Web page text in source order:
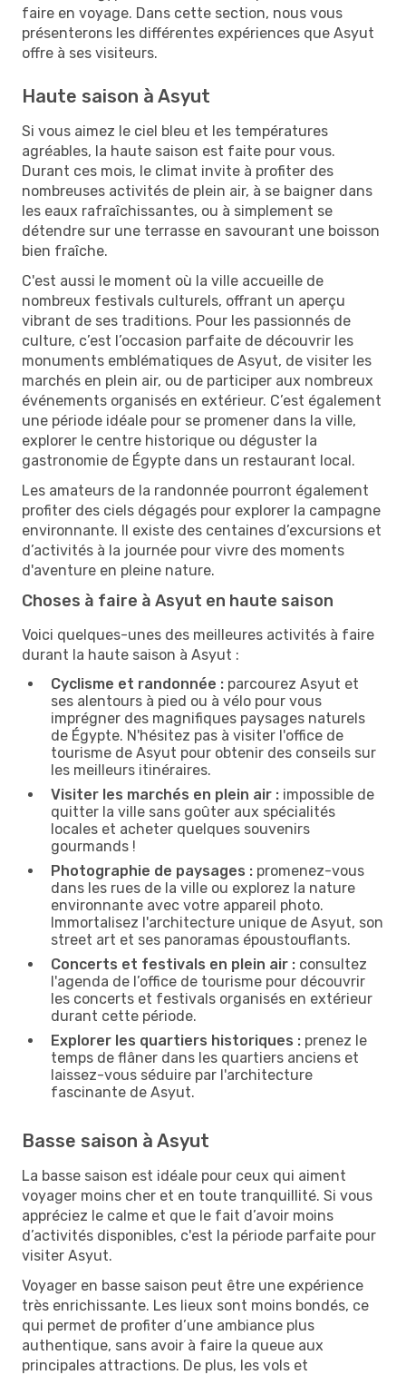
faire en voyage. Dans cette section, nous vous
présenterons les différentes expériences que Asyut
offre à ses visiteurs.
Haute saison à Asyut
Si vous aimez le ciel bleu et les températures
agréables, la haute saison est faite pour vous.
Durant ces mois, le climat invite à profiter des
nombreuses activités de plein air, à se baigner dans
les eaux rafraîchissantes, ou à simplement se
détendre sur une terrasse en savourant une boisson
bien fraîche.
C'est aussi le moment où la ville accueille de
nombreux festivals culturels, offrant un aperçu
vibrant de ses traditions. Pour les passionnés de
culture, c’est l’occasion parfaite de découvrir les
monuments emblématiques de Asyut, de visiter les
marchés en plein air, ou de participer aux nombreux
événements organisés en extérieur. C’est également
une période idéale pour se promener dans la ville,
explorer le centre historique ou déguster la
gastronomie de Égypte dans un restaurant local.
Les amateurs de la randonnée pourront également
profiter des ciels dégagés pour explorer la campagne
environnante. Il existe des centaines d’excursions et
d’activités à la journée pour vivre des moments
d'aventure en pleine nature.
Choses à faire à Asyut en haute saison
Voici quelques-unes des meilleures activités à faire
durant la haute saison à Asyut :
Cyclisme et randonnée : parcourez Asyut et
ses alentours à pied ou à vélo pour vous
imprégner des magnifiques paysages naturels
de Égypte. N'hésitez pas à visiter l'office de
tourisme de Asyut pour obtenir des conseils sur
les meilleurs itinéraires.
Visiter les marchés en plein air : impossible de
quitter la ville sans goûter aux spécialités
locales et acheter quelques souvenirs
gourmands !
Photographie de paysages : promenez-vous
dans les rues de la ville ou explorez la nature
environnante avec votre appareil photo.
Immortalisez l'architecture unique de Asyut, son
street art et ses panoramas époustouflants.
Concerts et festivals en plein air : consultez
l'agenda de l’office de tourisme pour découvrir
les concerts et festivals organisés en extérieur
durant cette période.
Explorer les quartiers historiques : prenez le
temps de flâner dans les quartiers anciens et
laissez-vous séduire par l'architecture
fascinante de Asyut.
Basse saison à Asyut
La basse saison est idéale pour ceux qui aiment
voyager moins cher et en toute tranquillité. Si vous
appréciez le calme et que le fait d’avoir moins
d’activités disponibles, c'est la période parfaite pour
visiter Asyut.
Voyager en basse saison peut être une expérience
très enrichissante. Les lieux sont moins bondés, ce
qui permet de profiter d’une ambiance plus
authentique, sans avoir à faire la queue aux
principales attractions. De plus, les vols et